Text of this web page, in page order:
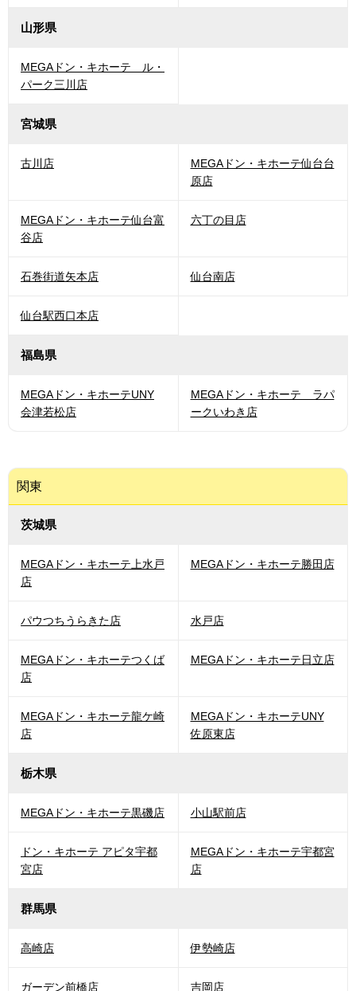
山形県
MEGAドン・キホーテ ル・
パーク三川店
宮城県
古川店
MEGAドン・キホーテ仙台台
原店
MEGAドン・キホーテ仙台富
谷店
六丁の目店
石巻街道矢本店 仙台南店
仙台駅西口本店
福島県
MEGAドン・キホーテUNY
会津若松店
MEGAドン・キホーテ ラパ
ークいわき店
関東
茨城県
MEGAドン・キホーテ上水戸
店
MEGAドン・キホーテ勝田店
パウつちうらきた店 水戸店
MEGAドン・キホーテつくば
店
MEGAドン・キホーテ日立店
MEGAドン・キホーテ龍ケ崎
店
MEGAドン・キホーテUNY
佐原東店
栃木県
MEGAドン・キホーテ黒磯店 小山駅前店
ドン・キホーテ アピタ宇都
宮店
MEGAドン・キホーテ宇都宮
店
群馬県
高崎店 伊勢崎店
ガーデン前橋店 吉岡店